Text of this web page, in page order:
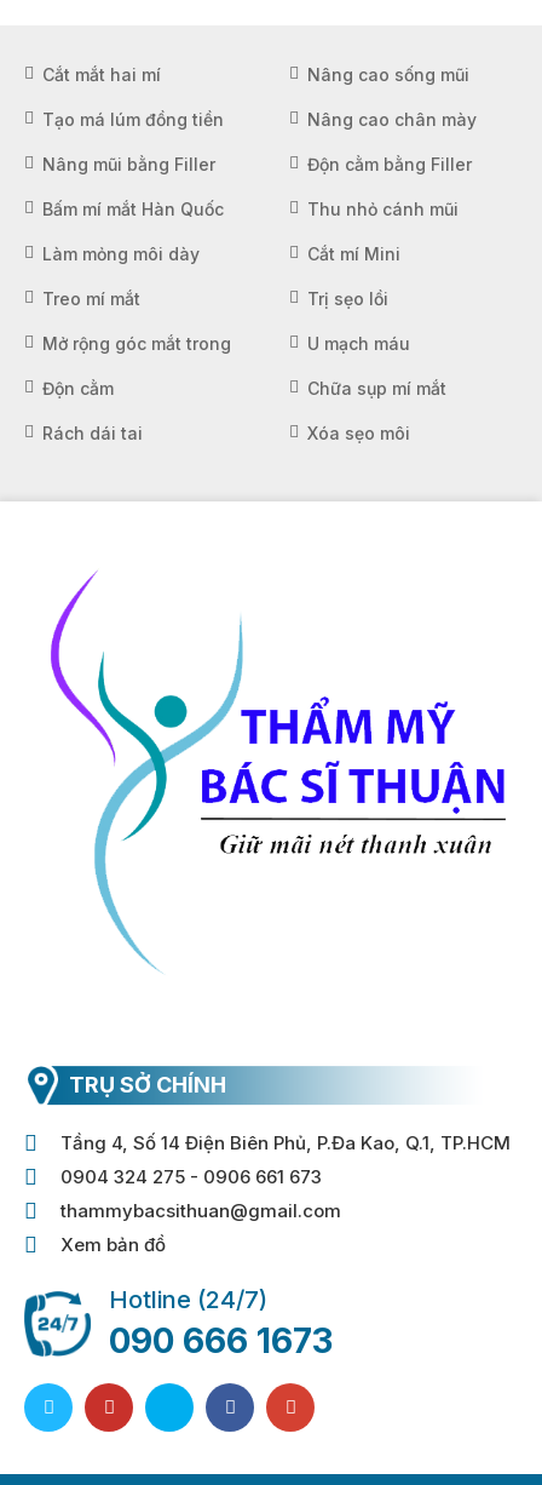
Cắt mắt hai mí Nâng cao sống mũi
Tạo má lúm đồng tiền Nâng cao chân mày
Nâng mũi bằng Filler Độn cằm bằng Filler
Bấm mí mắt Hàn Quốc Thu nhỏ cánh mũi
Làm mỏng môi dày Cắt mí Mini
Treo mí mắt Trị sẹo lồi
Mở rộng góc mắt trong U mạch máu
Độn cằm Chữa sụp mí mắt
Rách dái tai Xóa sẹo môi
TRỤ SỞ CHÍNH
Tầng 4, Số 14 Điện Biên Phủ, P.Đa Kao, Q.1, TP.HCM
0904 324 275 - 0906 661 673
thammybacsithuan@gmail.com
Xem bản đồ
Hotline (24/7)
090 666 1673